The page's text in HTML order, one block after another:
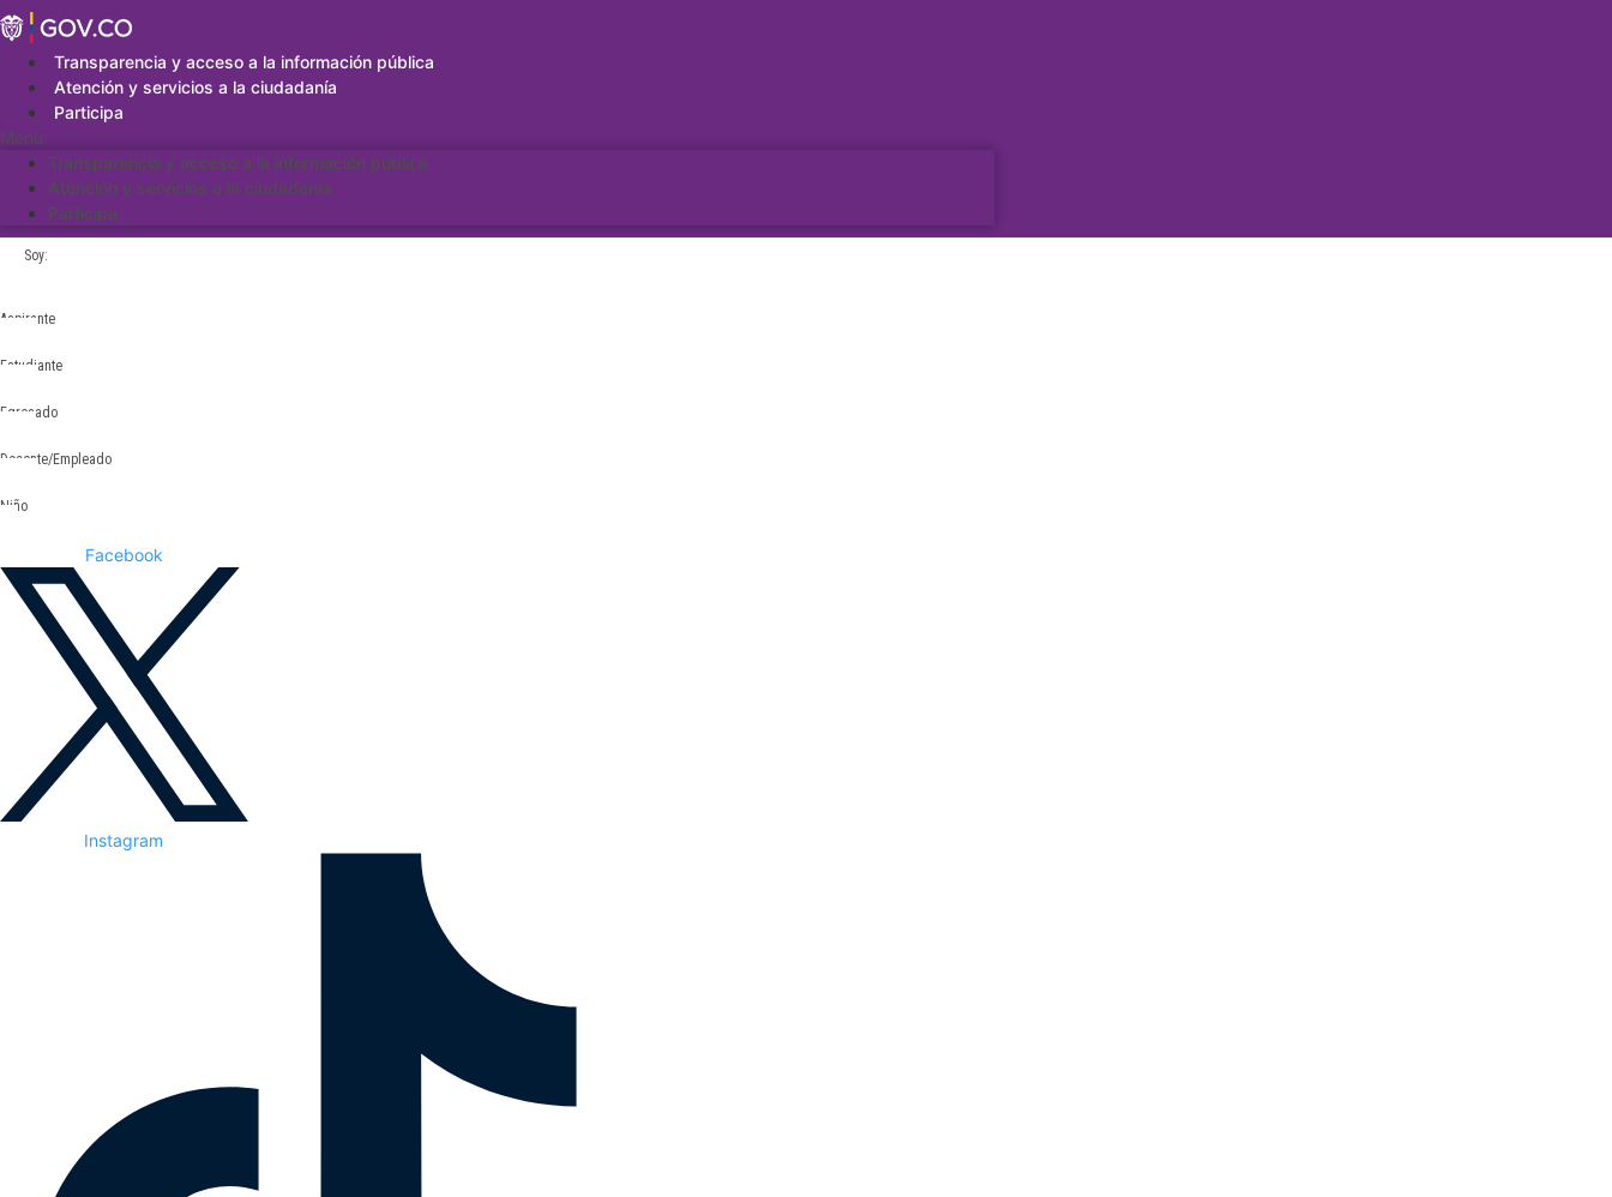
Saltar
al
contenidoTransparencia y acceso a la información pública
Atención y servicios a la ciudadanía
Participa
Menu
Transparencia y acceso a la información pública
Atención y servicios a la ciudadanía
Participa
Soy:
Aspirante
Estudiante
Egresado
Docente/Empleado
Niño
Facebook
Instagram